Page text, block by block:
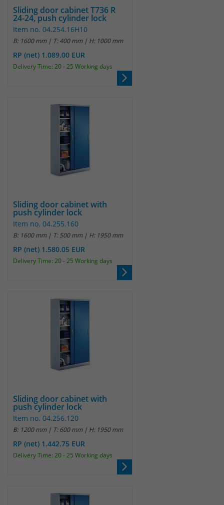
Sliding door cabinet T736 R
24-24, push cylinder lock
Item no. 04.254.16H10
B: 1600 mm | T: 400 mm | H: 1000 mm
RP (net) 1.089.00 EUR
Delivery Time: 20 - 25 Working days
Sliding door cabinet with
push cylinder lock
Item no. 04.255.160
B: 1600 mm | T: 500 mm | H: 1950 mm
RP (net) 1.580.05 EUR
Delivery Time: 20 - 25 Working days
Sliding door cabinet with
push cylinder lock
Item no. 04.256.120
B: 1200 mm | T: 600 mm | H: 1950 mm
RP (net) 1.442.75 EUR
Delivery Time: 20 - 25 Working days